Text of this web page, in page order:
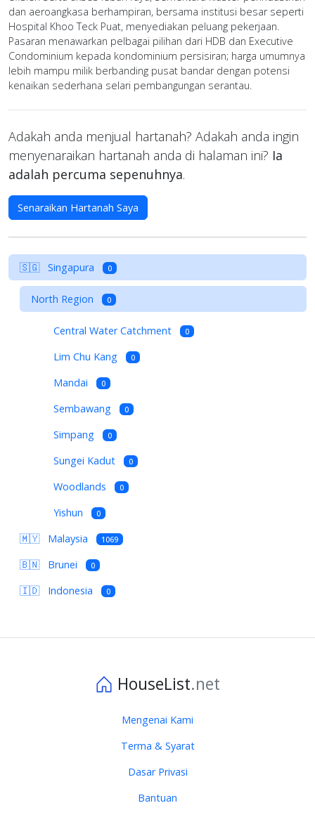
dan aeroangkasa berhampiran, bersama institusi besar seperti
Hospital Khoo Teck Puat, menyediakan peluang pekerjaan.
Pasaran menawarkan pelbagai pilihan dari HDB dan Executive
Condominium kepada kondominium persisiran; harga umumnya
lebih mampu milik berbanding pusat bandar dengan potensi
kenaikan sederhana selari pembangungan serantau.
Adakah anda menjual hartanah? Adakah anda ingin
menyenaraikan hartanah anda di halaman ini? Ia
adalah percuma sepenuhnya.
Senaraikan Hartanah Saya
🇸🇬 Singapura 0
North Region 0
Central Water Catchment 0
Lim Chu Kang 0
Mandai 0
Sembawang 0
Simpang 0
Sungei Kadut 0
Woodlands 0
Yishun 0
🇲🇾 Malaysia 1069
🇧🇳 Brunei 0
🇮🇩 Indonesia 0
HouseList.net
Mengenai Kami
Terma & Syarat
Dasar Privasi
Bantuan